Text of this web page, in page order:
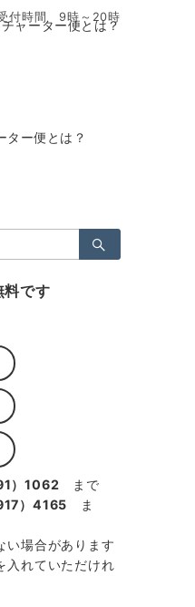
付時間 9時～20時
ター便とは？
ャーター便とは？
料です
）1062 まで
）4165 ま
い場合があります
入れていただけれ